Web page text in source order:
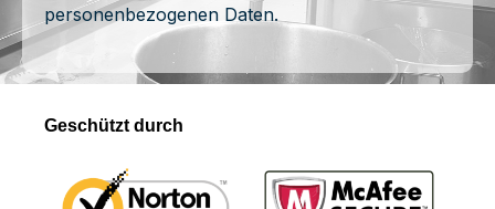
personenbezogenen Daten.
Geschützt durch